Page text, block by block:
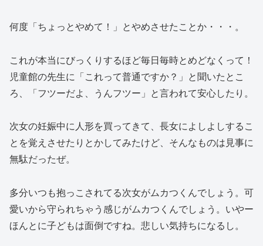
何度「ちょっとやめて！」とやめさせたことか・・・。
これが本当にびっくりするほど毎日毎時とめどなくって！
児童館の先生に「これって普通ですか？」と聞いたとこ
ろ、「フツーだよ、うんフツー」と言われて安心したり。
次女の妊娠中に人形を買ってきて、長女によしよしするこ
とを覚えさせたりとかしてみたけど、そんなものは見事に
無駄だったぜ。
多分いつも抱っこされてる次女がムカつくんでしょう。可
愛いから守られちゃう感じがムカつくんでしょう。いやー
ほんとに子どもは面倒ですね。悲しい気持ちになるし。